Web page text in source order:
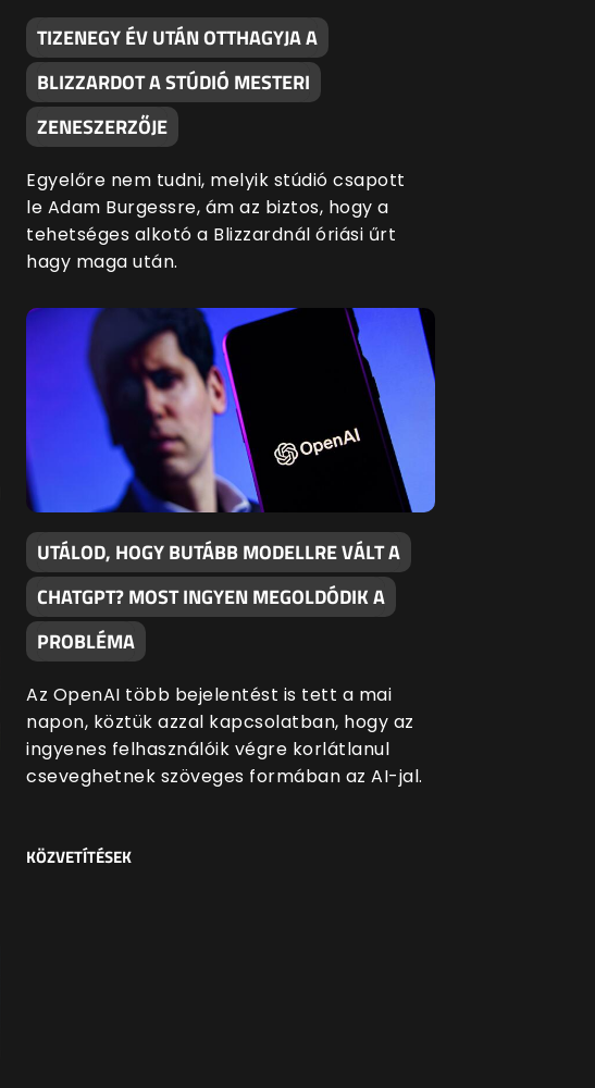
TIZENEGY ÉV UTÁN OTTHAGYJA A
BLIZZARDOT A STÚDIÓ MESTERI
ZENESZERZŐJE
Egyelőre nem tudni, melyik stúdió csapott
le Adam Burgessre, ám az biztos, hogy a
tehetséges alkotó a Blizzardnál óriási űrt
hagy maga után.
UTÁLOD, HOGY BUTÁBB MODELLRE VÁLT A
CHATGPT? MOST INGYEN MEGOLDÓDIK A
PROBLÉMA
Az OpenAI több bejelentést is tett a mai
napon, köztük azzal kapcsolatban, hogy az
ingyenes felhasználóik végre korlátlanul
cseveghetnek szöveges formában az AI-jal.
KÖZVETÍTÉSEK